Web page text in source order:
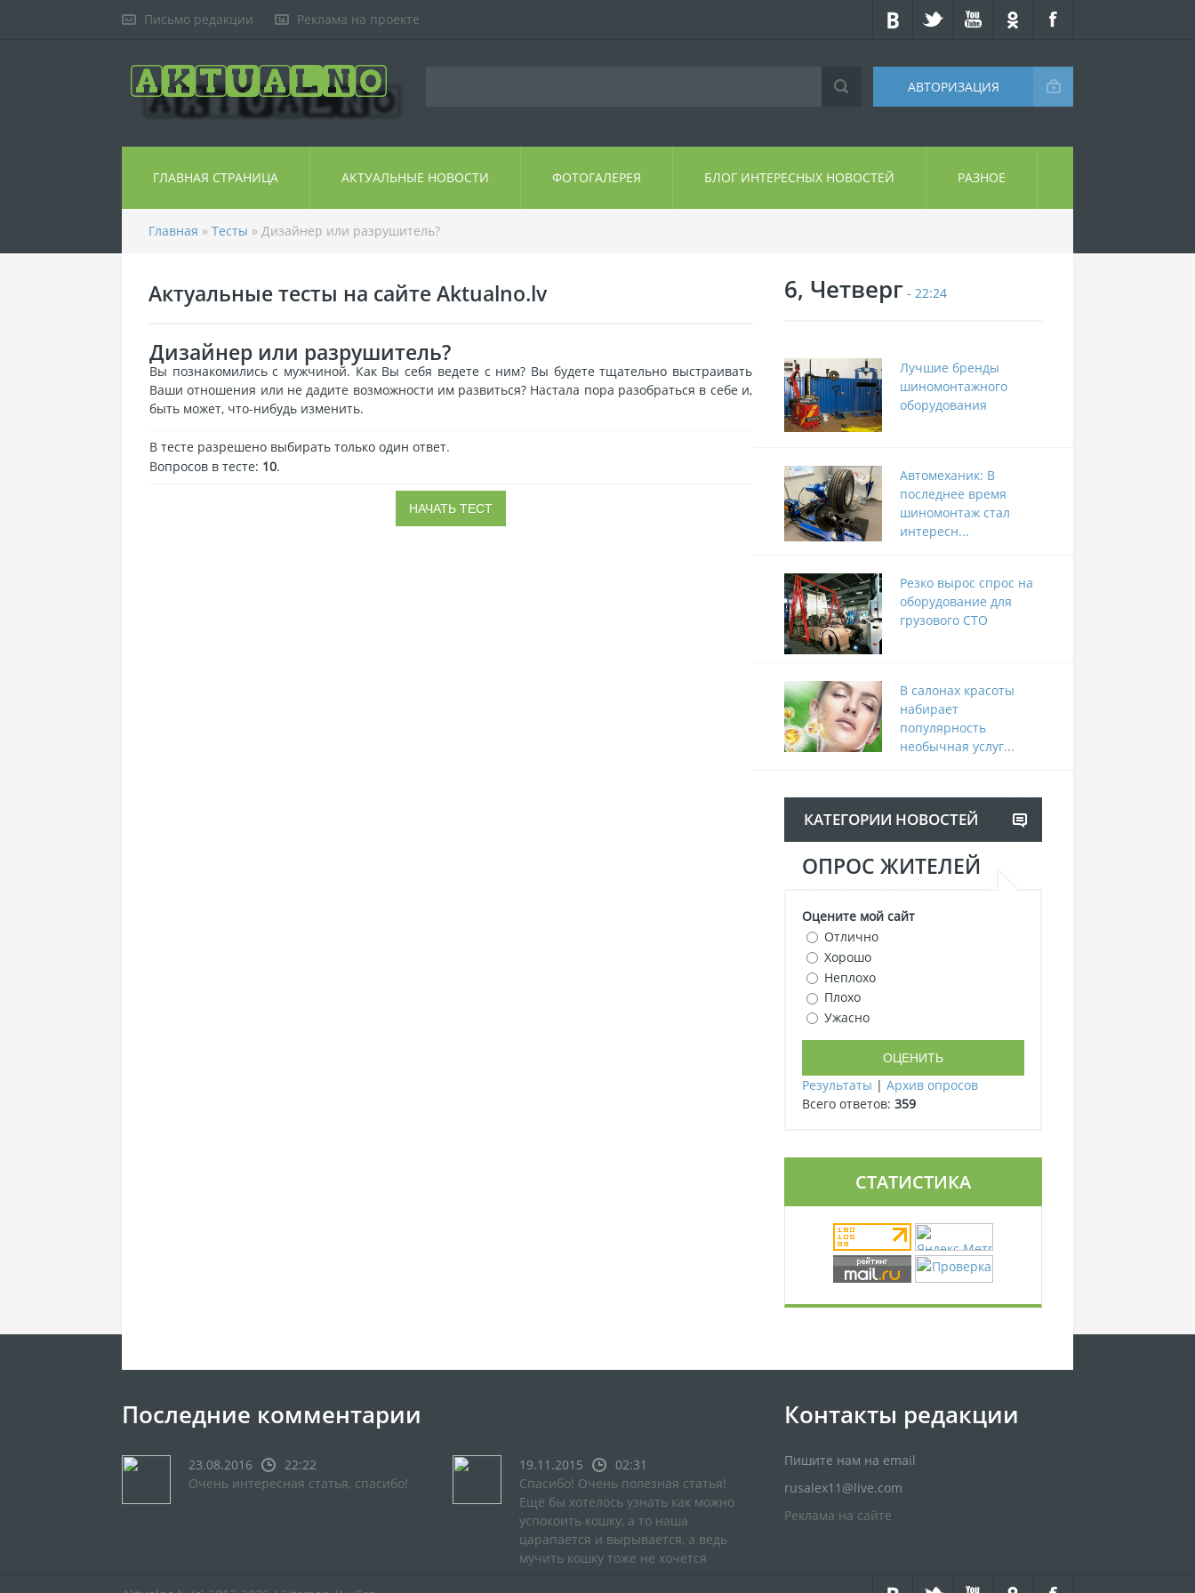
Письмо редакции Реклама на проекте
АВТОРИЗАЦИЯ
ГЛАВНАЯ СТРАНИЦА АКТУАЛЬНЫЕ НОВОСТИ ФОТОГАЛЕРЕЯ БЛОГ ИНТЕРЕСНЫХ НОВОСТЕЙ РАЗНОЕ
Главная » Тесты » Дизайнер или разрушитель?
Актуальные тесты на сайте Aktualno.lv
Дизайнер или разрушитель?
Вы познакомились с мужчиной. Как Вы себя ведете с ним? Вы будете тщательно выстраивать
Ваши отношения или не дадите возможности им развиться? Настала пора разобраться в себе и,
быть может, что-нибудь изменить.
В тесте разрешено выбирать только один ответ.
Вопросов в тесте: 10.
6, Четверг - 22:24
Лучшие бренды
шиномонтажного
оборудования
Автомеханик: В
последнее время
шиномонтаж стал
интересн...
Резко вырос спрос на
оборудование для
грузового СТО
В салонах красоты
набирает
популярность
необычная услуг...
КАТЕГОРИИ НОВОСТЕЙ
ОПРОС ЖИТЕЛЕЙ
Оцените мой сайт
Отлично
Хорошо
Неплохо
Плохо
Ужасно
Результаты | Архив опросов
Всего ответов: 359
СТАТИСТИКА
Последние комментарии
23.08.2016
22:22
Очень интересная статья, спасибо!
19.11.2015
02:31
Спасибо! Очень полезная статья!
Ещё бы хотелось узнать как можно
успокоить кошку, а то наша
царапается и вырывается, а ведь
мучить кошку тоже не хочется
Контакты редакции
Пишите нам на email
rusalex11@live.com
Реклама на сайте